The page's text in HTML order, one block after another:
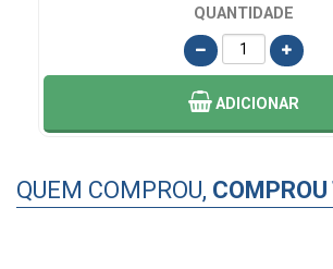
QUANTIDADE
ADICIONAR
QUEM COMPROU,